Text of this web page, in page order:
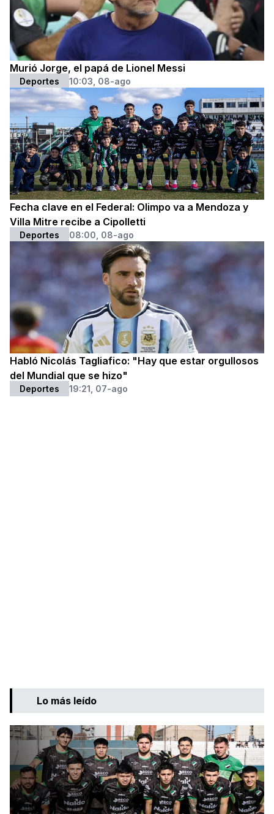
Murió Jorge, el papá de Lionel Messi
Deportes 10:03, 08-ago
Fecha clave en el Federal: Olimpo va a Mendoza y
Villa Mitre recibe a Cipolletti
Deportes 08:00, 08-ago
Habló Nicolás Tagliafico: "Hay que estar orgullosos
del Mundial que se hizo"
Deportes 19:21, 07-ago
Lo más leído